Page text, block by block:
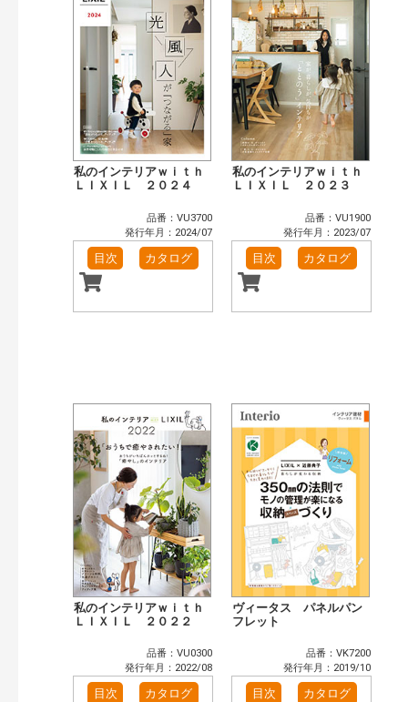
私のインテリアｗｉｔｈ
ＬＩＸＩＬ ２０２４
品番：VU3700
発行年月：2024/07
目次 カタログ
私のインテリアｗｉｔｈ
ＬＩＸＩＬ ２０２３
品番：VU1900
発行年月：2023/07
目次 カタログ
私のインテリアｗｉｔｈ
ＬＩＸＩＬ ２０２２
品番：VU0300
発行年月：2022/08
目次 カタログ
ヴィータス パネルパン
フレット
品番：VK7200
発行年月：2019/10
目次 カタログ